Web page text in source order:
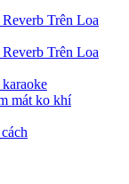
Trên Loa
Trên Loa
mát ko khí